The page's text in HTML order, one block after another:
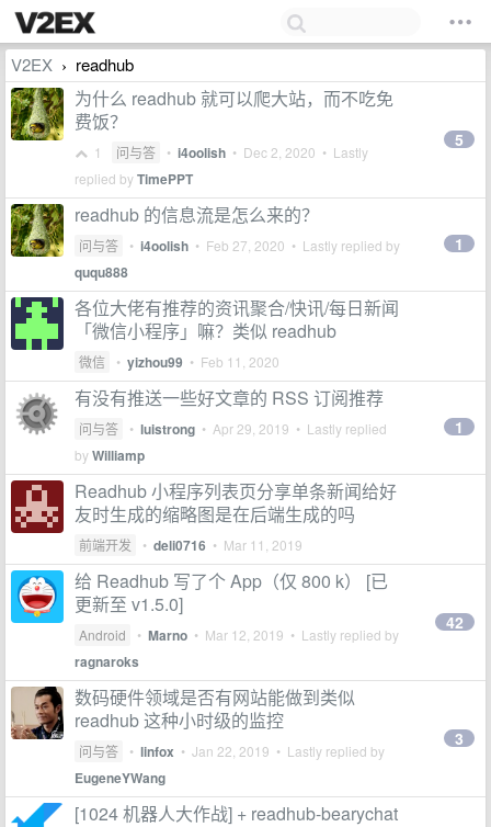
V2EX › readhub
为什么 readhub 就可以爬大站，而不吃免
费饭？
1 问与答 • i4oolish • Dec 2, 2020 • Lastly
replied byTimePPT
5
readhub 的信息流是怎么来的？
问与答 • i4oolish • Feb 27, 2020 • Lastly replied by
ququ888
1
各位大佬有推荐的资讯聚合/快讯/每日新闻
「微信小程序」嘛？类似 readhub
微信 • yizhou99 • Feb 11, 2020
有没有推送一些好文章的 RSS 订阅推荐
问与答 • luistrong • Apr 29, 2019 • Lastly replied
byWilliamp
1
Readhub 小程序列表页分享单条新闻给好
友时生成的缩略图是在后端生成的吗
前端开发 • deli0716 • Mar 11, 2019
给 Readhub 写了个 App（仅 800 k） [已
更新至 v1.5.0]
Android • Marno • Mar 12, 2019 • Lastly replied by
ragnaroks
42
数码硬件领域是否有网站能做到类似
readhub 这种小时级的监控
问与答 • linfox • Jan 22, 2019 • Lastly replied by
EugeneYWang
3
[1024 机器人大作战] + readhub-bearychat